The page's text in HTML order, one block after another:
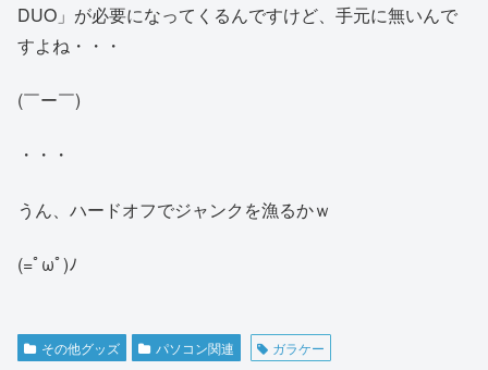
DUO」が必要になってくるんですけど、手元に無いんで
すよね・・・
(￣ー￣)
・・・
うん、ハードオフでジャンクを漁るかｗ
(=ﾟωﾟ)ﾉ
その他グッズ パソコン関連 ガラケー